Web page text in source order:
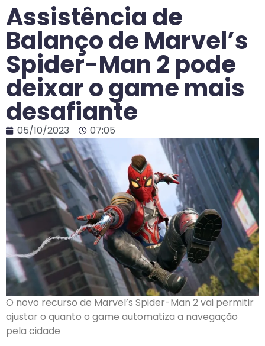
Assistência de
Balanço de Marvel’s
Spider-Man 2 pode
deixar o game mais
desafiante
05/10/2023 07:05
O novo recurso de Marvel’s Spider-Man 2 vai permitir
ajustar o quanto o game automatiza a navegação
pela cidade